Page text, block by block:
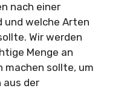
nach einer
und welche Arten
Wir werden
Menge an
machen sollte, um
aus der